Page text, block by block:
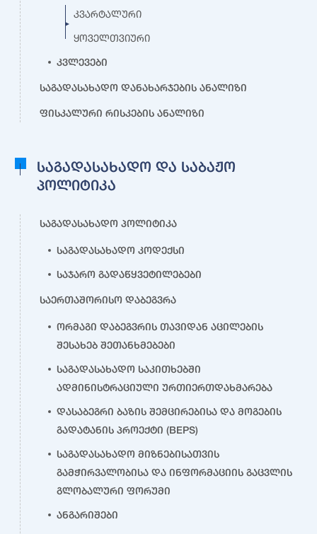
კვარტალური
ყოველთვიური
კვლევები
საგადასახადო დანახარჯების ანალიზი
ფისკალური რისკების ანალიზი
საგადასახადო და საბაჟო
პოლიტიკა
საგადასახადო პოლიტიკა
საგადასახადო კოდექსი
საჯარო გადაწყვეტილებები
საერთაშორისო დაბეგვრა
ორმაგი დაბეგვრის თავიდან აცილების
შესახებ შეთანხმებები
საგადასახადო საკითხებში
ადმინისტრაციული ურთიერთდახმარება
დასაბეგრი ბაზის შემცირებისა და მოგების
გადატანის პროექტი (BEPS)
საგადასახადო მიზნებისათვის
გამჭირვალობისა და ინფორმაციის გაცვლის
გლობალური ფორუმი
ანგარიშები